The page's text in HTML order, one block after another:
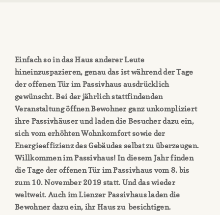
Einfach so in das Haus anderer Leute
hineinzuspazieren, genau das ist während der Tage
der offenen Tür im Passivhaus ausdrücklich
gewünscht. Bei der jährlich stattfindenden
Veranstaltung öffnen Bewohner ganz unkompliziert
ihre Passivhäuser und laden die Besucher dazu ein,
sich vom erhöhten Wohnkomfort sowie der
Energieeffizienz des Gebäudes selbst zu überzeugen.
Willkommen im Passivhaus! In diesem Jahr finden
die Tage der offenen Tür im Passivhaus vom 8. bis
zum 10. November 2019 statt. Und das wieder
weltweit. Auch im Lienzer Passivhaus laden die
Bewohner dazu ein, ihr Haus zu besichtigen.